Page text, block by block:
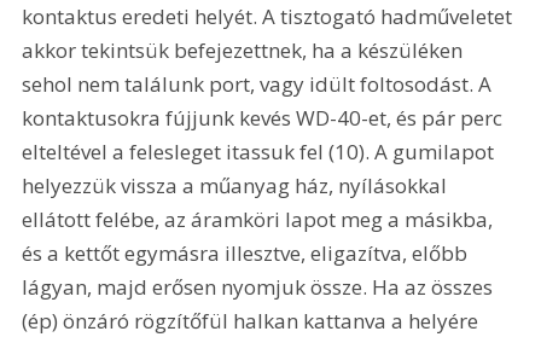
kontaktus eredeti helyét. A tisztogató hadműveletet
akkor tekintsük befejezettnek, ha a készüléken
sehol nem találunk port, vagy idült foltosodást. A
kontaktusokra fújjunk kevés WD-40-et, és pár perc
elteltével a felesleget itassuk fel (10). A gumilapot
helyezzük vissza a műanyag ház, nyílásokkal
ellátott felébe, az áramköri lapot meg a másikba,
és a kettőt egymásra illesztve, eligazítva, előbb
lágyan, majd erősen nyomjuk össze. Ha az összes
(ép) önzáró rögzítőfül halkan kattanva a helyére